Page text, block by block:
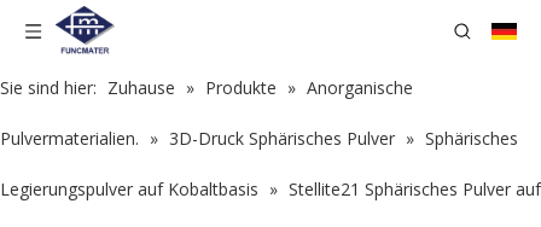
Sie sind hier: Zuhause » Produkte » Anorganische
Pulvermaterialien. » 3D-Druck Sphärisches Pulver » Sphärisches
Legierungspulver auf Kobaltbasis » Stellite21 Sphärisches Pulver auf